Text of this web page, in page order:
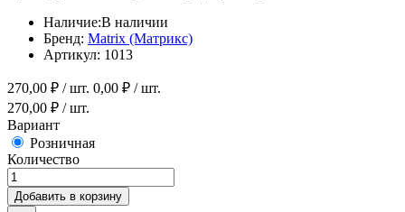
Наличие:В наличии
Бренд: Matrix (Матрикс)
Артикул: 1013
270,00 ₽ / шт. 0,00 ₽ / шт.
270,00 ₽ / шт.
Вариант
Розничная
Количество
Добавить в корзину